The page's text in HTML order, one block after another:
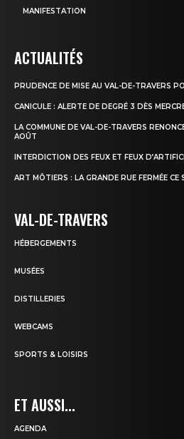
MANIFESTATION
ACTUALITÉS
PRUDENCE DE MISE AU VAL-DE-TRAVERS
CANICULE : ALERTE DE DEGRÉ 3 DÈS
LA COMMUNE DE VAL-DE-TRAVERS
AOÛT
INTERDICTION DES FEUX ET FEUX
ART MÔTIERS : LA GRANDE RUE FERMÉE CE
VAL-DE-TRAVERS
HÉBERGEMENTS
MUSÉES
DISTILLERIES
WEBCAMS
SPORTS & LOISIRS
ET AUSSI...
AGENDA